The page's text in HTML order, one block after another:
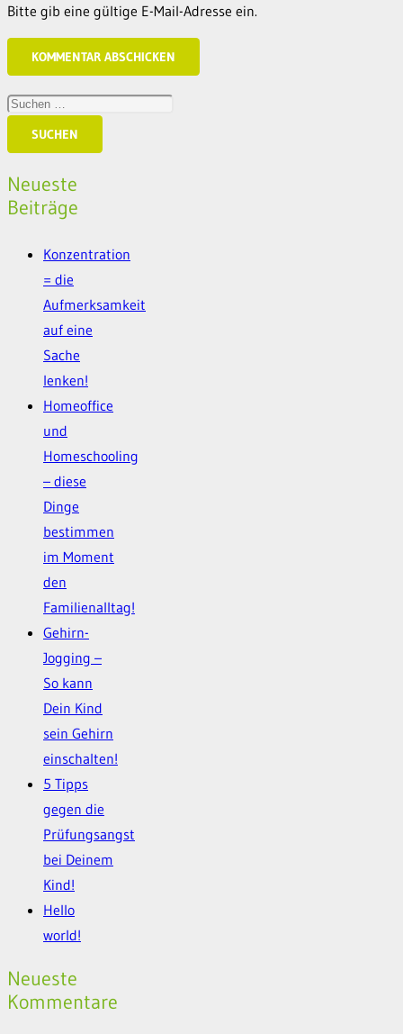
Bitte gib eine gültige E-Mail-Adresse ein.
KOMMENTAR ABSCHICKEN
Suchen
nach:
Neueste
Beiträge
Konzentration
= die
Aufmerksamkeit
auf eine
Sache
lenken!
Homeoffice
und
Homeschooling
– diese
Dinge
bestimmen
im Moment
den
Familienalltag!
Gehirn-
Jogging –
So kann
Dein Kind
sein Gehirn
einschalten!
5 Tipps
gegen die
Prüfungsangst
bei Deinem
Kind!
Hello
world!
Neueste
Kommentare